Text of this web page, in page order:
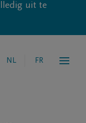
uit te
NL FR